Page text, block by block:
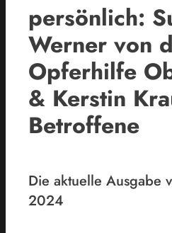
persönlich:
Werner von
Opferhilfe
& Kerstin
Betroffene
Die aktuelle Ausgabe
2024